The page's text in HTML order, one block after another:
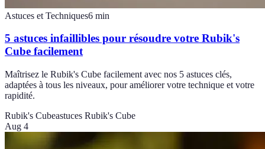
Astuces et Techniques6 min
5 astuces infaillibles pour résoudre votre Rubik's
Cube facilement
Maîtrisez le Rubik's Cube facilement avec nos 5 astuces clés,
adaptées à tous les niveaux, pour améliorer votre technique et votre
rapidité.
Rubik's Cubeastuces Rubik's Cube
Aug 4